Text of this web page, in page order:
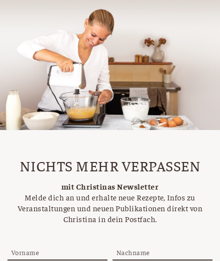
NICHTS MEHR VERPASSEN
mit Christinas Newsletter
Melde dich an und erhalte neue Rezepte, Infos zu
Veranstaltungen und neuen Publikationen direkt von
Christina in dein Postfach.
Vorname Nachname